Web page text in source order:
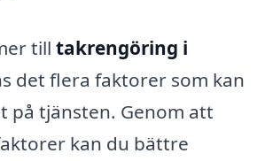
till takrengöring i
det flera faktorer som kan
på tjänsten. Genom att
kan du bättre